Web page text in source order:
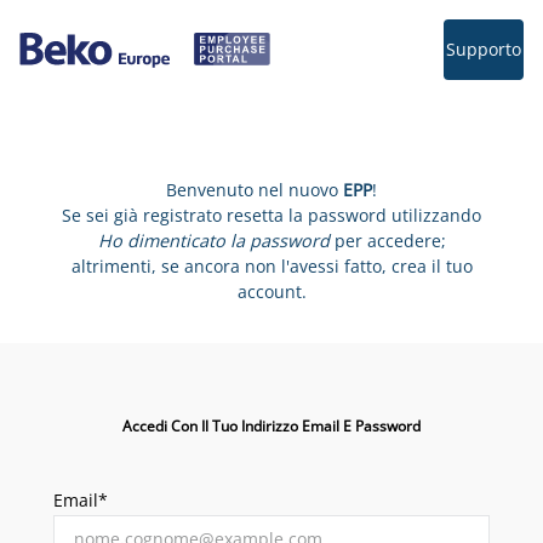
Supporto
Benvenuto nel nuovo EPP!
Se sei già registrato resetta la password utilizzando
Ho dimenticato la passwordper accedere;
altrimenti, se ancora non l'avessi fatto, crea il tuo
account.
Accedi Con Il Tuo Indirizzo Email E Password
Email*